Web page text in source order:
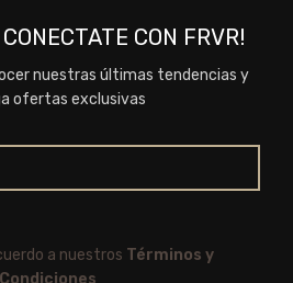
CON FRVR!
nuestras últimas tendencias y
ofertas exclusivas
a nuestros Términos y
Condiciones